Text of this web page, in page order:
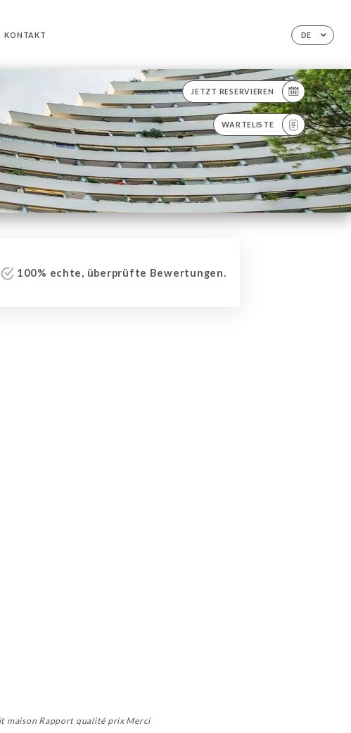
DE
KONTAKT
JETZT RESERVIEREN
WARTELISTE
100% echte, überprüfte Bewertungen.
maison Rapport qualité prix Merci